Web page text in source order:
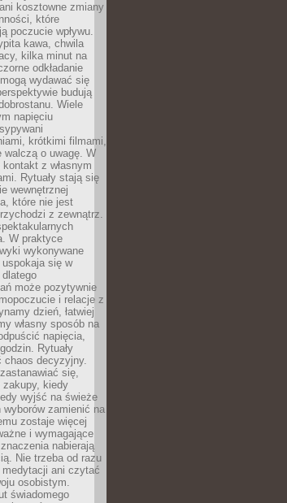
kosztowne zmiany
które
poczucie wpływu.
kawa, chwila
kilka minut na
odkładanie
wydawać się
budują
Wiele
napięciu
krótkimi filmami,
walczą o uwagę. W
z własnym
Rytuały stają się
wewnętrznej
które nie jest
z zewnątrz.
W praktyce
wykonywane
uspokaja się w
może pozytywnie
i relacje z
dzień, łatwiej
własny sposób na
napięcia,
Rytuały
chaos decyzyjny.
się,
zakupy, kiedy
wyjść na świeże
zamienić na
zostaje więcej
i wymagające
nabierają
Nie trzeba od razu
medytacji ani czytać
osobistym.
świadomego